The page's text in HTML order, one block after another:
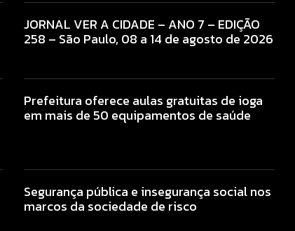
JORNAL VER A CIDADE – ANO 7 – EDIÇÃO
258 – São Paulo, 08 a 14 de agosto de 2026
Prefeitura oferece aulas gratuitas de ioga
em mais de 50 equipamentos de saúde
Segurança pública e insegurança social nos
marcos da sociedade de risco